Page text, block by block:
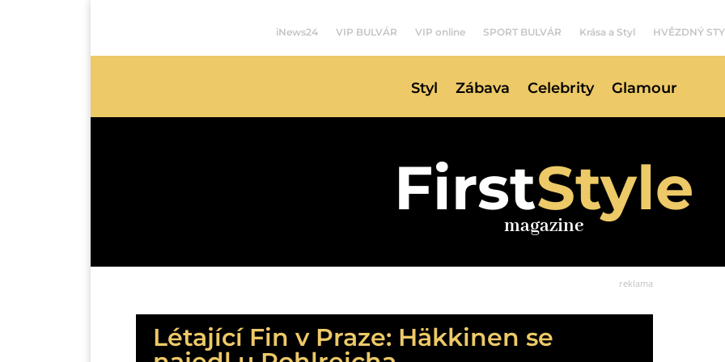
iNews24 VIP BULVÁR VIP online SPORT BULVÁR Krása a Styl HVĚZDNÝ
Styl Zábava Celebrity Glamour
FirstStyle
magazine
reklama
Létající Fin v Praze: Häkkinen se